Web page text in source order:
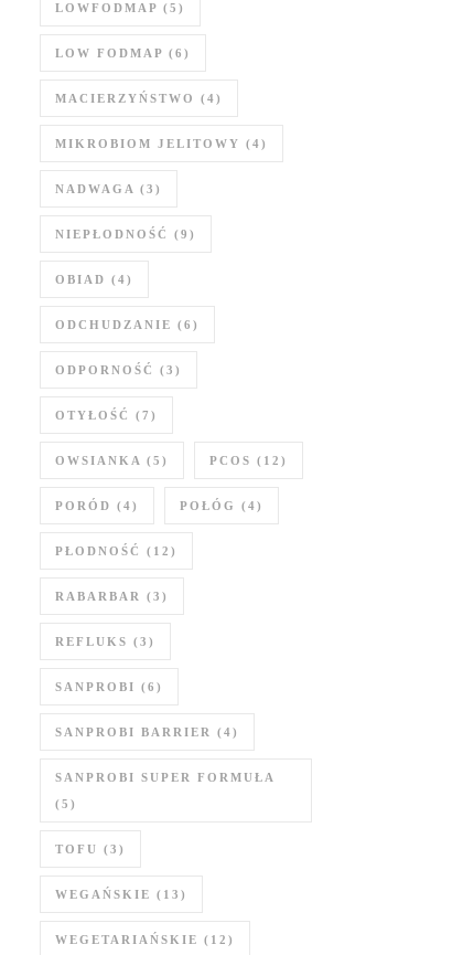
LOWFODMAP (5)
LOW FODMAP (6)
MACIERZYŃSTWO (4)
MIKROBIOM JELITOWY (4)
NADWAGA (3)
NIEPŁODNOŚĆ (9)
OBIAD (4)
ODCHUDZANIE (6)
ODPORNOŚĆ (3)
OTYŁOŚĆ (7)
OWSIANKA (5) PCOS (12)
PORÓD (4) POŁÓG (4)
PŁODNOŚĆ (12)
RABARBAR (3)
REFLUKS (3)
SANPROBI (6)
SANPROBI BARRIER (4)
SANPROBI SUPER FORMUŁA
(5)
TOFU (3)
WEGAŃSKIE (13)
WEGETARIAŃSKIE (12)